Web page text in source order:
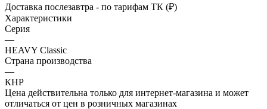
Доставка послезавтра - по тарифам ТК (₽)
Характеристики
Серия
—
HEAVY Classic
Страна производства
—
КНР
Цена действительна только для интернет-магазина и может
отличаться от цен в розничных магазинах